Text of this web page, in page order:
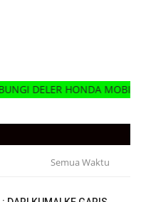
MOBIL TERDEKAT
Semua Waktu